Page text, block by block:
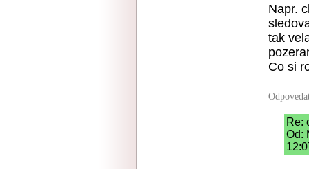
Napr.
tak
Co si
Re:
Od: